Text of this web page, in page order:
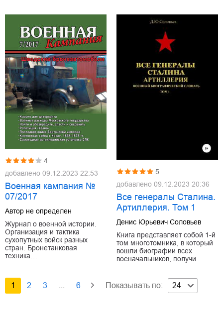
4
добавлено 09.12.2023 22:53
Военная кампания №
07/2017
Автор не определен
Журнал о военной истории.
Организация и тактика
сухопутных войск разных
стран. Бронетанковая
техника…
5
добавлено 09.12.2023 20:36
Все генералы Сталина.
Артиллерия. Том 1
Денис Юрьевич Соловьев
Книга представляет собой 1-й
том многотомника, в который
вошли биографии всех
военачальников, получи…
1 2 3 6 Показывать по: 24